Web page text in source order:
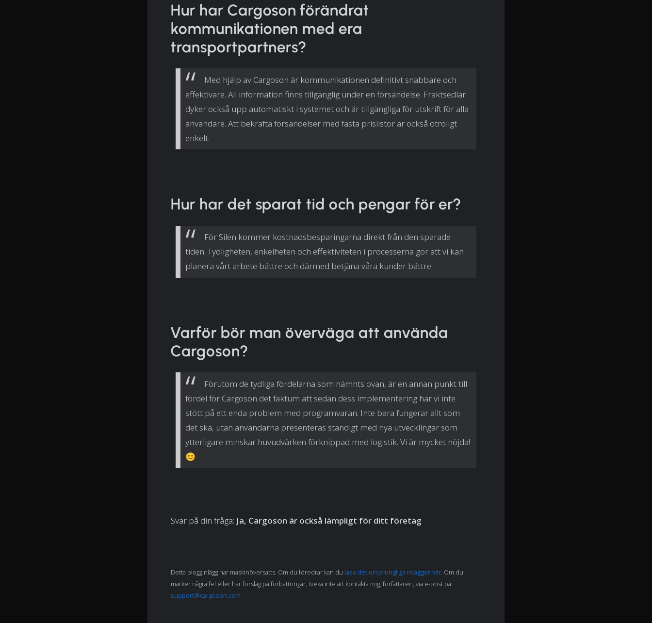
Hur har Cargoson förändrat
kommunikationen med era
transportpartners?
Med hjälp av Cargoson är kommunikationen definitivt snabbare och
effektivare. All information finns tillgänglig under en försändelse. Fraktsedlar
dyker också upp automatiskt i systemet och är tillgängliga för utskrift för alla
användare. Att bekräfta försändelser med fasta prislistor är också otroligt
enkelt.
Hur har det sparat tid och pengar för er?
För Silen kommer kostnadsbesparingarna direkt från den sparade
tiden. Tydligheten, enkelheten och effektiviteten i processerna gör att vi kan
planera vårt arbete bättre och därmed betjäna våra kunder bättre.
Varför bör man överväga att använda
Cargoson?
Förutom de tydliga fördelarna som nämnts ovan, är en annan punkt till
fördel för Cargoson det faktum att sedan dess implementering har vi inte
stött på ett enda problem med programvaran. Inte bara fungerar allt som
det ska, utan användarna presenteras ständigt med nya utvecklingar som
ytterligare minskar huvudvärken förknippad med logistik. Vi är mycket nöjda!
😊
Svar på din fråga: Ja, Cargoson är också lämpligt för ditt företag
Detta blogginlägg har maskinöversatts. Om du föredrar kan du läsa det ursprungliga inlägget här. Om du
märker några fel eller har förslag på förbättringar, tveka inte att kontakta mig, författaren, via e-post på
support@cargoson.com